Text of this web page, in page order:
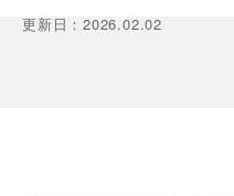
更新日 ：2026.02.02